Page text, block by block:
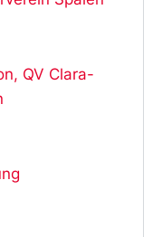
QV Clara-